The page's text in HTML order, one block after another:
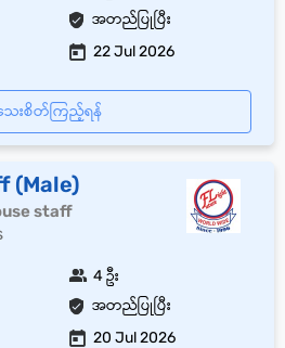
အတည်ပြုပြီး
22 Jul 2026
ေးစိတ်ကြည့်ရန်
(Male)
staff
အတည်ပြုပြီး
4 ဦး
20 Jul 2026